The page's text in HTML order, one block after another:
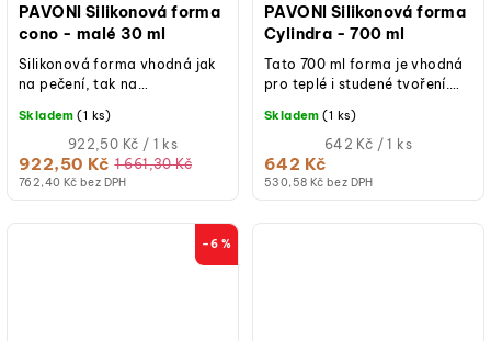
PAVONI Silikonová forma
cono - malé 30 ml
762,40 Kč bez DPH
922,50 Kč 1 661,30 Kč
Měrná
cena:
922,50 Kč / 1 ks
Skladem (1 ks)
Silikonová forma vhodná jak
na pečení, tak na
PAVONI Silikonová forma
Cylindra - 700 ml
530,58 Kč bez DPH
642 Kč
Měrná
cena:
642 Kč / 1 ks
Skladem (1 ks)
Tato 700 ml forma je vhodná
pro teplé i studené tvoření.
Jde o uměleckou spolupráci...
–6 %